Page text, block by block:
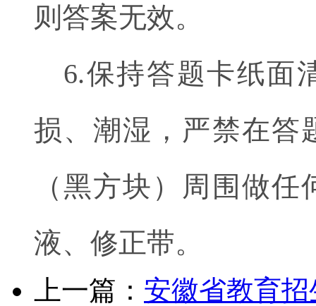
则答案无效。
6.保持答题卡纸面
损、潮湿，严禁在答
（黑方块）周围做
液、修正带。
上一篇： 安徽省教育